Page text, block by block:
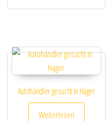
Autohändler gesucht in Hager
Weiterlesen